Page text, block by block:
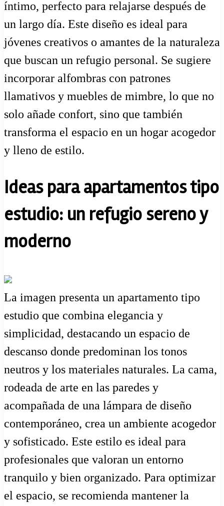
íntimo, perfecto para relajarse después de
un largo día. Este diseño es ideal para
jóvenes creativos o amantes de la naturaleza
que buscan un refugio personal. Se sugiere
incorporar alfombras con patrones
llamativos y muebles de mimbre, lo que no
solo añade confort, sino que también
transforma el espacio en un hogar acogedor
y lleno de estilo.
Ideas para apartamentos tipo
estudio: un refugio sereno y
moderno
La imagen presenta un apartamento tipo
estudio que combina elegancia y
simplicidad, destacando un espacio de
descanso donde predominan los tonos
neutros y los materiales naturales. La cama,
rodeada de arte en las paredes y
acompañada de una lámpara de diseño
contemporáneo, crea un ambiente acogedor
y sofisticado. Este estilo es ideal para
profesionales que valoran un entorno
tranquilo y bien organizado. Para optimizar
el espacio, se recomienda mantener la